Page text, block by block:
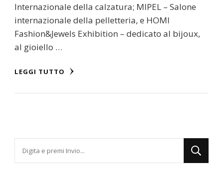
Internazionale della calzatura; MIPEL – Salone
internazionale della pelletteria, e HOMI
Fashion&Jewels Exhibition – dedicato al bijoux,
al gioiello …
LEGGI TUTTO